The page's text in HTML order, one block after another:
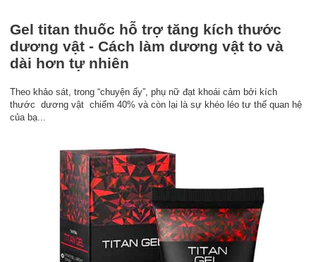
Gel titan thuốc hỗ trợ tăng kích thước
dương vật - Cách làm dương vật to và
dài hơn tự nhiên
Theo khảo sát, trong “chuyện ấy”, phụ nữ đạt khoái cảm bởi kích
thước dương vật chiếm 40% và còn lại là sự khéo léo tư thế quan hệ
của bạ...